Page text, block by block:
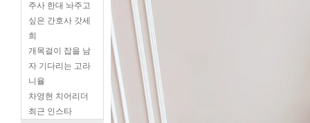
주사 한대 놔주고
싶은 간호사 갓세
희
개목걸이 잡을 남
자 기다리는 고라
니율
차영현 치어리더
최근 인스타